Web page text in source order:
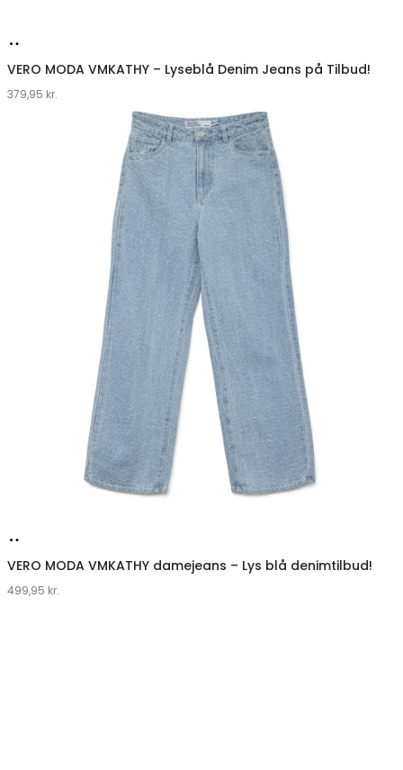
hos
Klædeskabet.dk
VERO MODA VMKATHY – Lyseblå Denim Jeans på Tilbud!
379,95 kr.
hos
Klædeskabet.dk
VERO MODA VMKATHY damejeans – Lys blå denimtilbud!
499,95 kr.